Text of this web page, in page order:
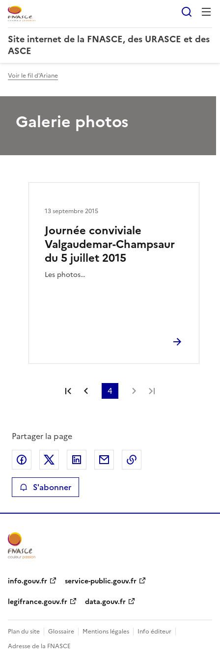
Site internet de la FNASCE, des URASCE et des
ASCE
Voir le fil d'Ariane
Galerie photos
Journée conviviale
Valgaudemar-Champsaur
du 5 juillet 2015
Les photos…
13 septembre 2015
Première page
Page précédente
4 Page suivante
Partager la page
Partager sur Facebook
Partager sur XPartager sur LinkedIn
Partager par email
S'abonner
info.gouv.fr
service-public.gouv.fr
legifrance.gouv.fr
data.gouv.fr
Plan du site Glossaire Mentions légales
Info éditeur
Adresse de la FNASCE